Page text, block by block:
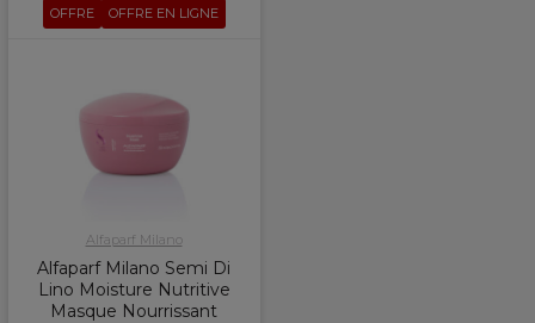
OFFRE OFFRE EN LIGNE
Alfaparf Milano
Alfaparf Milano Semi Di
Lino Moisture Nutritive
Masque Nourrissant